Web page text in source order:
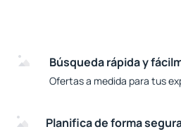
Búsqueda rápida y
Ofertas a medida para tus
Planifica de forma